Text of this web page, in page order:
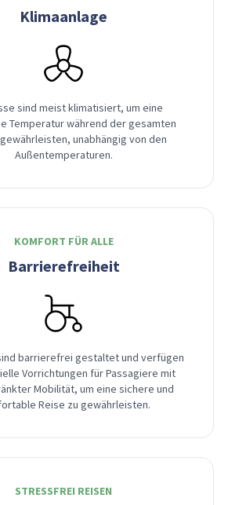
Klimaanlage
sind meist klimatisiert, um eine
Temperatur während der gesamten
unabhängig von den
Außentemperaturen.
KOMFORT FÜR ALLE
Barrierefreiheit
barrierefrei gestaltet und verfügen
Vorrichtungen für Passagiere mit
Mobilität, um eine sichere und
Reise zu gewährleisten.
STRESSFREI REISEN